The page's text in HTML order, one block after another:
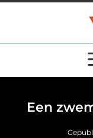
Een